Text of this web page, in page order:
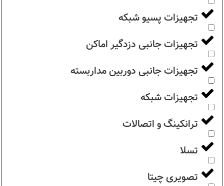
تجهیزات پسیو شبکه
تجهیزات جانبی دزدگیر اماکن
تجهیزات جانبی دوربین مداربسته
تجهیزات شبکه
ترانکینگ و اتصالات
تسلا
تصویری چیتا